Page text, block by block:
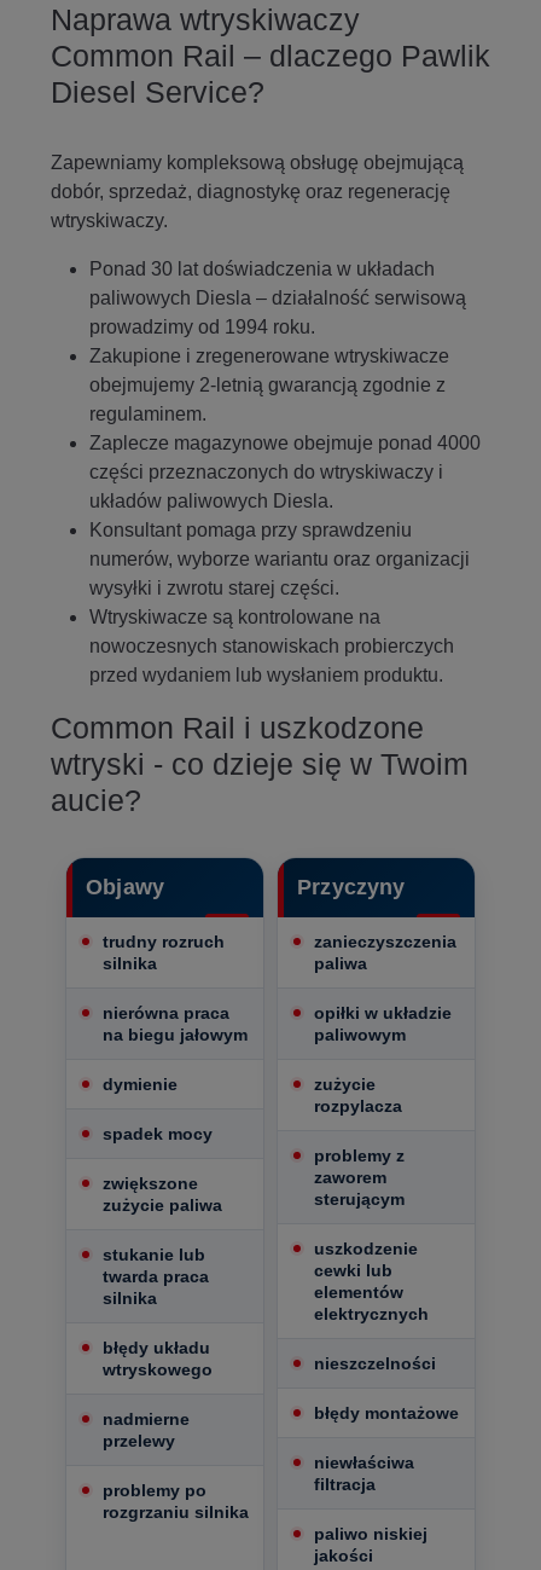
Naprawa wtryskiwaczy
Common Rail – dlaczego Pawlik
Diesel Service?
Zapewniamy kompleksową obsługę obejmującą
dobór, sprzedaż, diagnostykę oraz regenerację
wtryskiwaczy.
Ponad 30 lat doświadczenia w układach
paliwowych Diesla – działalność serwisową
prowadzimy od 1994 roku.
Zakupione i zregenerowane wtryskiwacze
obejmujemy 2-letnią gwarancją zgodnie z
regulaminem.
Zaplecze magazynowe obejmuje ponad 4000
części przeznaczonych do wtryskiwaczy i
układów paliwowych Diesla.
Konsultant pomaga przy sprawdzeniu
numerów, wyborze wariantu oraz organizacji
wysyłki i zwrotu starej części.
Wtryskiwacze są kontrolowane na
nowoczesnych stanowiskach probierczych
przed wydaniem lub wysłaniem produktu.
Common Rail i uszkodzone
wtryski - co dzieje się w Twoim
aucie?
Objawy
trudny rozruch
silnika
nierówna praca
na biegu jałowym
dymienie
spadek mocy
zwiększone
zużycie paliwa
stukanie lub
twarda praca
silnika
błędy układu
wtryskowego
nadmierne
przelewy
problemy po
rozgrzaniu silnika
Przyczyny
zanieczyszczenia
paliwa
opiłki w układzie
paliwowym
zużycie
rozpylacza
problemy z
zaworem
sterującym
uszkodzenie
cewki lub
elementów
elektrycznych
nieszczelności
błędy montażowe
niewłaściwa
filtracja
paliwo niskiej
jakości